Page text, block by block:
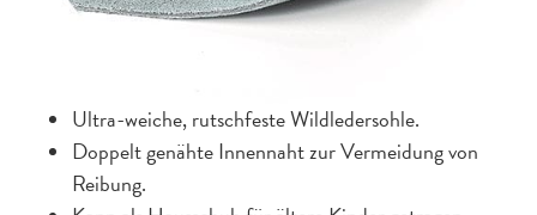
Ultra-weiche, rutschfeste Wildledersohle.
Doppelt genähte Innennaht zur Vermeidung von
Reibung.